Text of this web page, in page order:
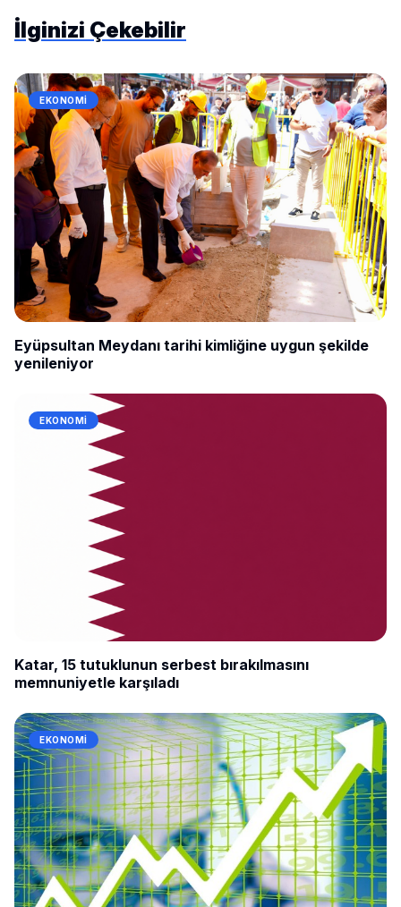
İlginizi Çekebilir
EKONOMI
Eyüpsultan Meydanı tarihi kimliğine uygun şekilde
yenileniyor
EKONOMI
Katar, 15 tutuklunun serbest bırakılmasını
memnuniyetle karşıladı
EKONOMI